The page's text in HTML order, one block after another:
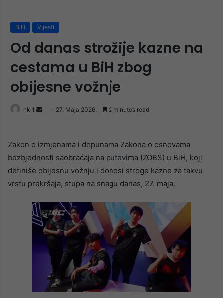
BiH Vijesti
Od danas strožije kazne na
cestama u BiH zbog
obijesne vožnje
nk 1
Send 27. Maja 2026. 2 minutes read
Zakon o izmjenama i dopunama Zakona o osnovama
bezbjednosti saobraćaja na putevima (ZOBS) u BiH, koji
definiše obijesnu vožnju i donosi stroge kazne za takvu
vrstu prekršaja, stupa na snagu danas, 27. maja.